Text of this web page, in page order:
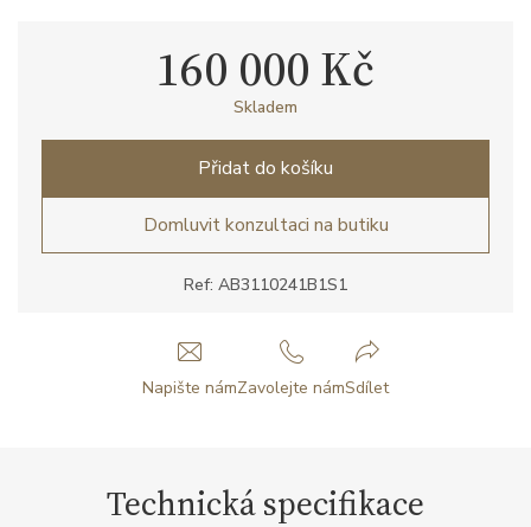
Ref: AB3110241B1S1
160 000 Kč
Skladem
Přidat do košíku
Domluvit konzultaci na butiku
Napište námZavolejte námSdílet
Technická specifikace